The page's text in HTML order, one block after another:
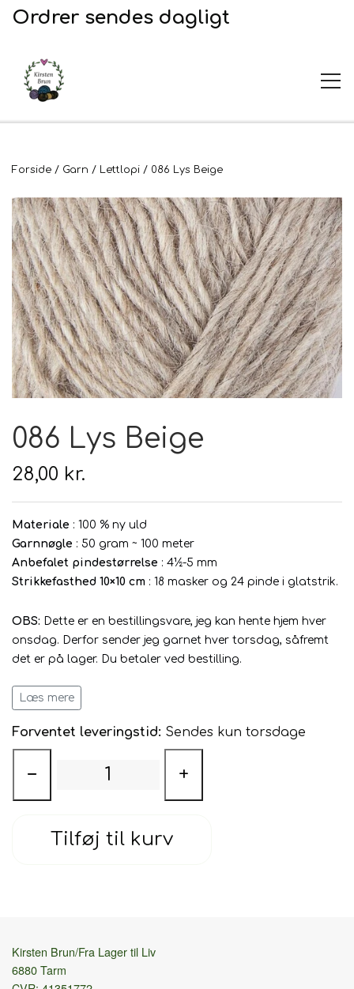
Ordrer sendes dagligt
UDSALG
Garn og opskrifter
Garn
Opskrifter
Broderi
2. Sortering
Stof til broderi
Plejeprodukter
Hårpleje
Hudpleje
Til uld
Tilbehør
Tyngdefyld af genbrugsplast
Strikketid
Forside Garn Lettlopi 086 Lys Beige
086 Lys Beige
28,00 kr.
Materiale : 100 % ny uld
Garnnøgle : 50 gram ~ 100 meter
Anbefalet pindestørrelse : 4½-5 mm
Strikkefasthed 10×10 cm : 18 masker og 24 pinde i glatstrik.
OBS: Dette er en bestillingsvare, jeg kan hente hjem hver
onsdag. Derfor sender jeg garnet hver torsdag, såfremt
det er på lager. Du betaler ved bestilling.
Tøj fra Léttlopi er meget behageligt, både indendørs og
Læs mere
Forventet leveringstid: Sendes kun torsdage
− +
Tilføj til kurv
Kirsten Brun/Fra Lager til Liv
6880 Tarm